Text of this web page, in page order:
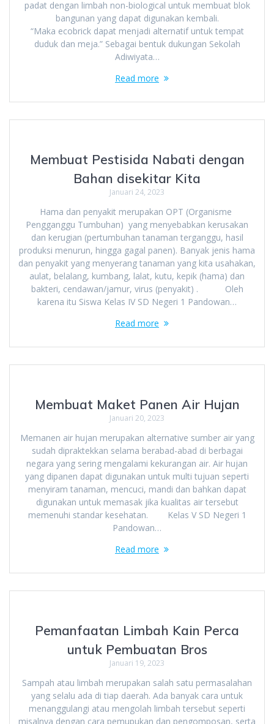
padat dengan limbah non-biological untuk membuat blok
bangunan yang dapat digunakan kembali.
“Maka ecobrick dapat menjadi alternatif untuk tempat
duduk dan meja.” Sebagai bentuk dukungan Sekolah
Adiwiyata…
Read more
Membuat Pestisida Nabati dengan
Bahan disekitar Kita
Januari 24, 2023
Hama dan penyakit merupakan OPT (Organisme
Pengganggu Tumbuhan) yang menyebabkan kerusakan
dan kerugian (pertumbuhan tanaman terganggu, hasil
produksi menurun, hingga gagal panen). Banyak jenis hama
dan penyakit yang menyerang tanaman yang kita usahakan,
aulat, belalang, kumbang, lalat, kutu, kepik (hama) dan
bakteri, cendawan/jamur, virus (penyakit) . Oleh
karena itu Siswa Kelas IV SD Negeri 1 Pandowan…
Read more
Membuat Maket Panen Air Hujan
Januari 20, 2023
Memanen air hujan merupakan alternative sumber air yang
sudah dipraktekkan selama berabad-abad di berbagai
negara yang sering mengalami kekurangan air. Air hujan
yang dipanen dapat digunakan untuk multi tujuan seperti
menyiram tanaman, mencuci, mandi dan bahkan dapat
digunakan untuk memasak jika kualitas air tersebut
memenuhi standar kesehatan. Kelas V SD Negeri 1
Pandowan…
Read more
Pemanfaatan Limbah Kain Perca
untuk Pembuatan Bros
Januari 19, 2023
Sampah atau limbah merupakan salah satu permasalahan
yang selalu ada di tiap daerah. Ada banyak cara untuk
menanggulangi atau mengolah limbah tersebut seperti
misalnya dengan cara pemupukan dan pengomposan, serta